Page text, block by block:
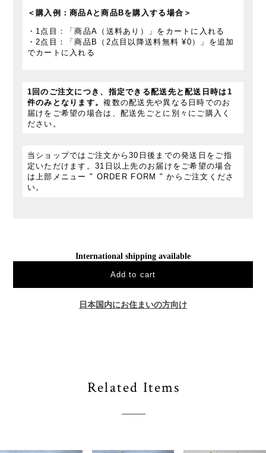
＜購入例：商品Aと商品Bを購入する場合＞
・1点目：「商品A（送料あり）」をカートに入れる
・2点目：「商品B（2点目以降送料無料 ¥0）」を追加
でカートに入れる
1回のご注文につき、指定できる配送先と配送日時は1
件のみとなります。複数の配送先や異なる日時でのお
届けをご希望の場合は、配送先ごとに別々にご購入く
ださい。
当ショップではご注文から30日後までの発送日をご指
定いただけます。31日以上先のお届けをご希望の場合
は上部メニュー " ORDER FORM " からご注文くださ
い。
International shipping available
Add to cart
日本国内にお住まいの方向け
Related Items